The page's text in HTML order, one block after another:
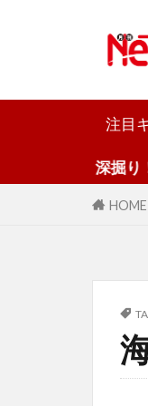
注目
深掘り！
HOME